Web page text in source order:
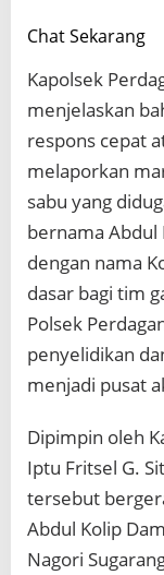
Chat Sekarang
Kapolsek
menjelaskan
respons cepat
melaporkan
sabu yang
bernama Abdul
dengan nama
dasar bagi tim
Polsek
penyelidikan
menjadi pusat
Dipimpin oleh
Iptu Fritsel G.
tersebut
Abdul Kolip
Nagori